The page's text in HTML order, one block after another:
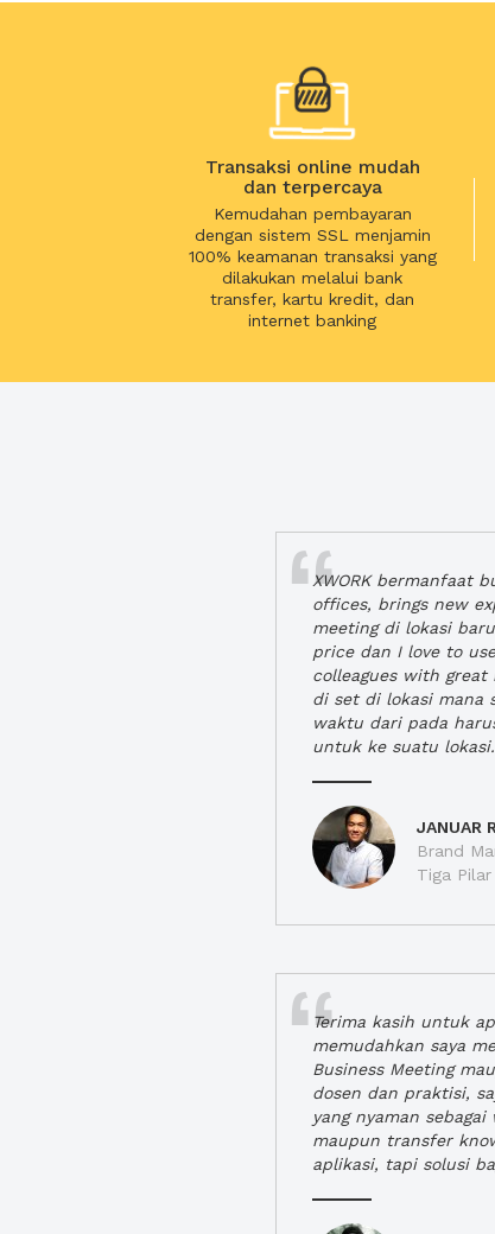
Transaksi online mudah
dan terpercaya
Kemudahan pembayaran
dengan sistem SSL menjamin
100% keamanan transaksi yang
dilakukan melalui bank
transfer, kartu kredit, dan
internet banking
XWORK bermanfaat
offices, brings new
meeting di lokasi
price dan I love to
colleagues with great
di set di lokasi mana
waktu dari pada
untuk ke suatu lokasi.
JANUAR
Brand
Tiga
Terima kasih untuk
memudahkan saya
Business Meeting
dosen dan praktisi,
yang nyaman
maupun transfer
aplikasi, tapi solusi